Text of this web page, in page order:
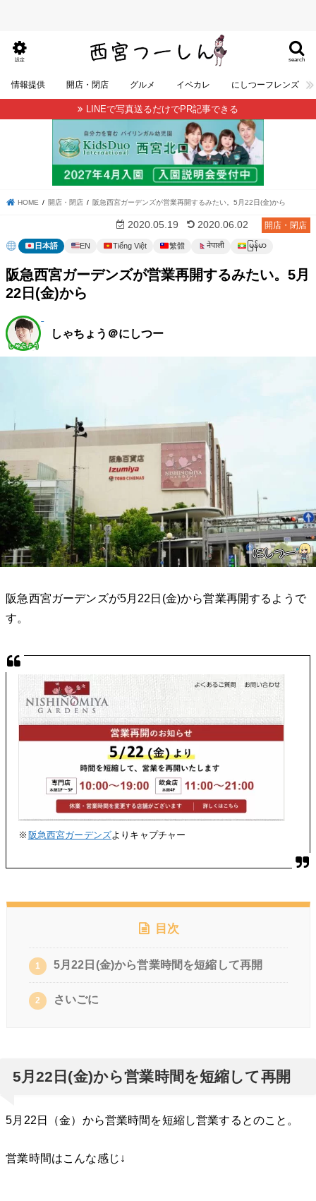
search
設定
情報提供 開店・閉店 グルメ イベカレ にしつーフレンズ
LINEで写真送るだけでPR記事できる
HOME 開店・閉店 阪急西宮ガーデンズが営業再開するみたい。5月22日(金)から
開店・閉店
2020.05.19 2020.06.02
日本語 EN Tiếng Việt 繁體 नेपाली မြန်မာ
阪急西宮ガーデンズが営業再開するみたい。5月
22日(金)から
しゃちょう＠にしつー
阪急西宮ガーデンズが5月22日(金)から営業再開するようで
す。
※ 阪急西宮ガーデンズよりキャプチャー
目次
1 5月22日(金)から営業時間を短縮して再開
2 さいごに
5月22日(金)から営業時間を短縮して再開
5月22日（金）から営業時間を短縮し営業するとのこと。
営業時間はこんな感じ↓